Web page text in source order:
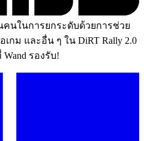
นในการยกระดับด้วยการช่วย
กม และอื่น ๆ ใน DiRT Rally 2.0
รองรับ!